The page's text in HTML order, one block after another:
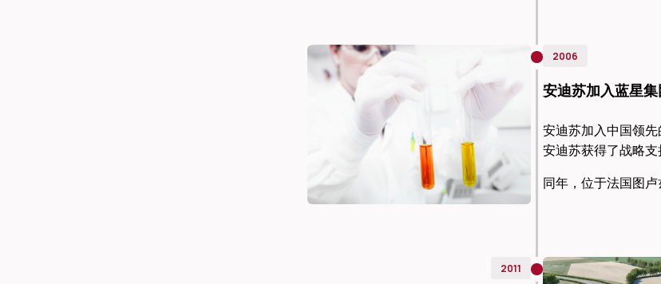
2006
安迪苏加入蓝星集
安迪苏加入中国领
安迪苏获得了战略
2011